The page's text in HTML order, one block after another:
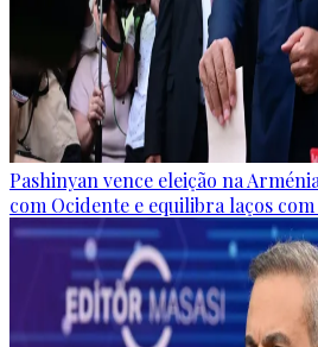
Pashinyan vence eleição na
com Ocidente e equilibra laços com